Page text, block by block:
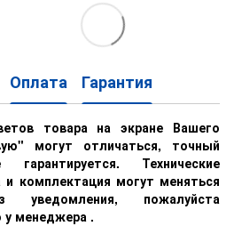
Оплата Гарантия
товара на экране Вашего
могут отличаться, точный
Технические
и комплектация могут меняться
уведомления, пожалуйста
менеджера .